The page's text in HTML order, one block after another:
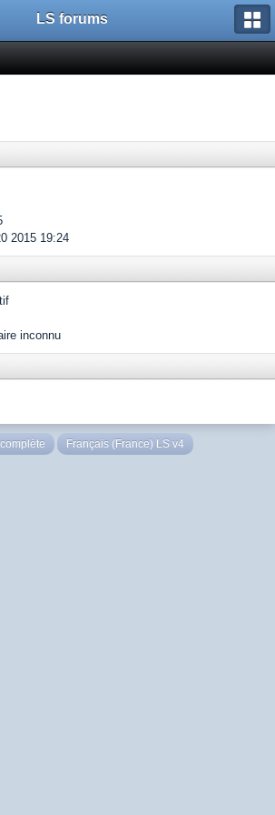
LS forums
2015 19:24
inconnu
Français (France) LS v4